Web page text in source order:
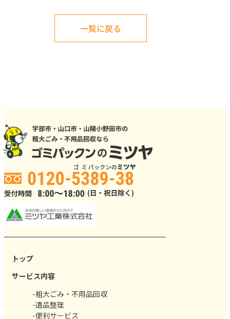
一覧に戻る
トップ
サービス内容
-粗大ごみ・不用品回収
-遺品整理
-便利サービス